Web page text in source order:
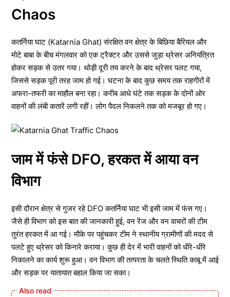
Chaos
कतर्निया घाट (Katarnia Ghat) संरक्षित वन क्षेत्र के बिछिया बैरियल और
मोटे बाबा के बीच मंगलवार को एक ट्रैक्टर और उससे जुड़ा थ्रेसर अनियंत्रित
होकर सड़क से उतर गया। थोड़ी दूरी तय करने के बाद थ्रेसर पलट गया,
जिससे सड़क पूरी तरह जाम हो गई। घटना के बाद कुछ समय तक राहगीरों में
अफरा-तफरी का माहौल बना रहा। करीब आधे घंटे तक सड़क के दोनों ओर
वाहनों की लंबी कतारें लगी रहीं। लोग पैदल निकलने तक को मजबूर हो गए।
जाम में फंसे DFO, हरकत में आया वन
विभाग
इसी दौरान क्षेत्र से गुजर रहे DFO कतर्निया घाट भी इसी जाम में फंस गए।
जैसे ही विभाग को इस बात की जानकारी हुई, वन रेंज और वन वाचरों की टीम
तुरंत हरकत में आ गई। मौके पर पहुंचकर टीम ने स्थानीय ग्रामीणों की मदद से
पलटे हुए थ्रेसर को किनारे कराया। कुछ ही देर में भारी वाहनों को धीरे-धीरे
निकालने का कार्य शुरू हुआ। वन विभाग की तत्परता के चलते स्थिति काबू में आई
और सड़क पर यातायात बहाल किया जा सका।